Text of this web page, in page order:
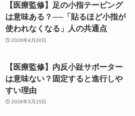
【医療監修】足の小指テーピング
は意味ある？──「貼るほど小指が
使われなくなる」人の共通点
2026年4月20日
【医療監修】内反小趾サポーター
は意味ない？固定すると進行しや
すい理由
2026年3月15日